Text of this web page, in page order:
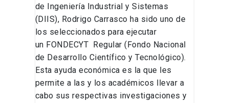
de Ingeniería Industrial y Sistemas
(DIIS), Rodrigo Carrasco ha sido uno de
los seleccionados para ejecutar
un FONDECYT Regular (Fondo Nacional
de Desarrollo Científico y Tecnológico).
Esta ayuda económica es la que les
permite a las y los académicos llevar a
cabo sus respectivas investigaciones y